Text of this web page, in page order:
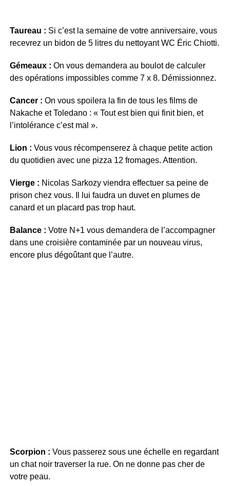
Taureau : Si c’est la semaine de votre anniversaire, vous
recevrez un bidon de 5 litres du nettoyant WC Éric Chiotti.
Gémeaux : On vous demandera au boulot de calculer
des opérations impossibles comme 7 x 8. Démissionnez.
Cancer : On vous spoilera la fin de tous les films de
Nakache et Toledano : « Tout est bien qui finit bien, et
l’intolérance c’est mal ».
Lion : Vous vous récompenserez à chaque petite action
du quotidien avec une pizza 12 fromages. Attention.
Vierge : Nicolas Sarkozy viendra effectuer sa peine de
prison chez vous. Il lui faudra un duvet en plumes de
canard et un placard pas trop haut.
Balance : Votre N+1 vous demandera de l’accompagner
dans une croisière contaminée par un nouveau virus,
encore plus dégoûtant que l’autre.
Scorpion : Vous passerez sous une échelle en regardant
un chat noir traverser la rue. On ne donne pas cher de
votre peau.